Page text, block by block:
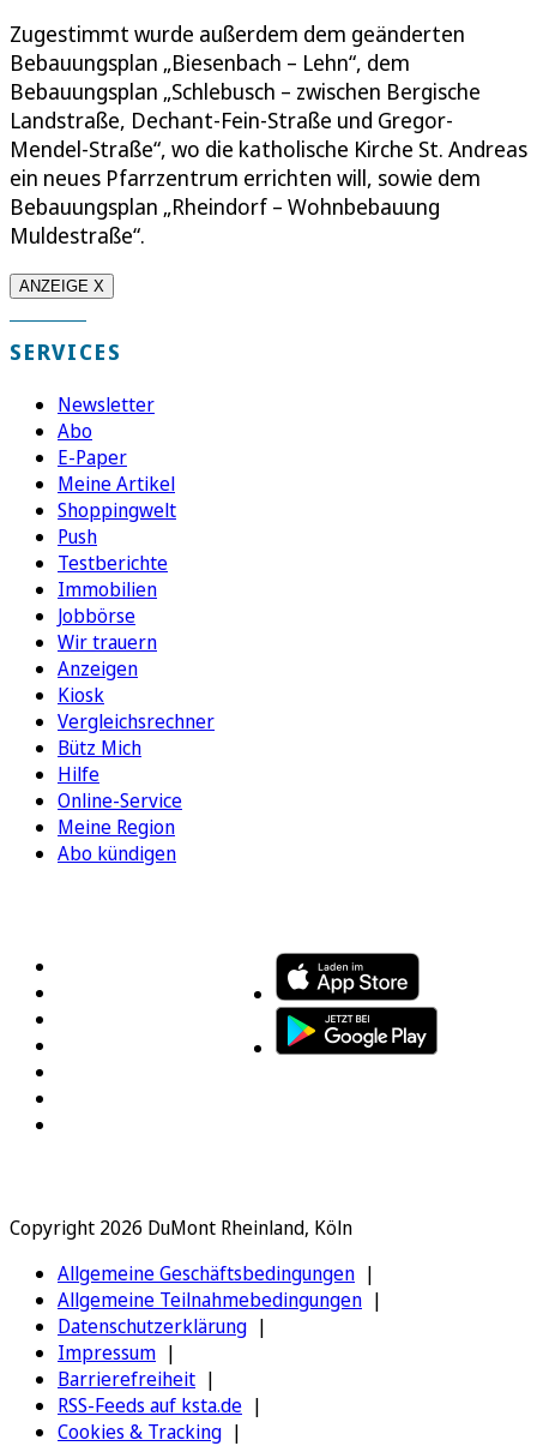
Zugestimmt wurde außerdem dem geänderten
Bebauungsplan „Biesenbach – Lehn“, dem
Bebauungsplan „Schlebusch – zwischen Bergische
Landstraße, Dechant-Fein-Straße und Gregor-
Mendel-Straße“, wo die katholische Kirche St. Andreas
ein neues Pfarrzentrum errichten will, sowie dem
Bebauungsplan „Rheindorf – Wohnbebauung
Muldestraße“.
ANZEIGE X
SERVICES
Newsletter
Abo
E-Paper
Meine Artikel
Shoppingwelt
Push
Testberichte
Immobilien
Jobbörse
Wir trauern
Anzeigen
Kiosk
Vergleichsrechner
Bütz Mich
Hilfe
Online-Service
Meine Region
Abo kündigen
Copyright 2026 DuMont Rheinland, Köln
Allgemeine Geschäftsbedingungen
Allgemeine Teilnahmebedingungen
Datenschutzerklärung
Impressum
Barrierefreiheit
RSS-Feeds auf ksta.de
Cookies & Tracking